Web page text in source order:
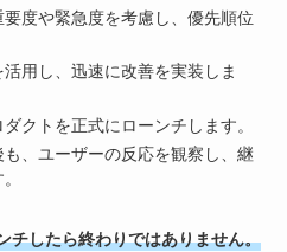
要度や緊急度を考慮し、優先順位
用し、迅速に改善を実装しま
クトを正式にローンチします。
も、ユーザーの反応を観察し、継
チしたら終わりではありません。